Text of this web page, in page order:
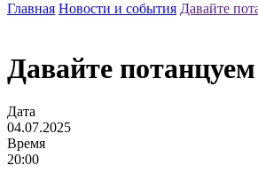
Главная Новости и события Давайте
Давайте потанцуем
Дата
04.07.2025
Время
20:00